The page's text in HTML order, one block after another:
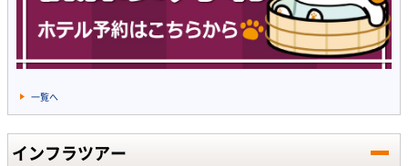
一覧へ
インフラツアー